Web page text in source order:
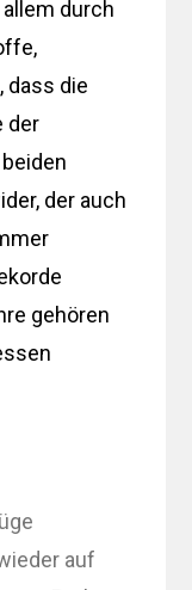
durch
dass die
der
der auch
gehören
auf